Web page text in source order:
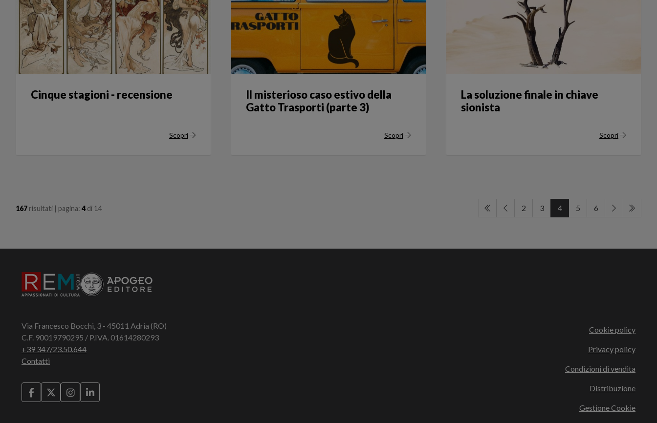
Cinque stagioni - recensione
Scopri
Il misterioso caso estivo della
Gatto Trasporti (parte 3)
Scopri
La soluzione finale in chiave
sionista
Scopri
167 risultati | pagina: 4 di 14 2 3 4 5 6
Via Francesco Bocchi, 3 - 45011 Adria (RO)
C.F. 90019790295 / P.IVA. 01614280293
+39 347/23.50.644
Contatti
Cookie policy
Privacy policy
Condizioni di vendita
Distribuzione
Gestione Cookie